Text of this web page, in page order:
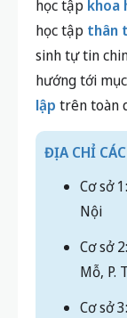
học tập khoa
học tập thân
sinh tự tin
hướng tới
lập trên toàn
ĐỊA CHỈ
Cơ sở
Nội
Cơ sở
Mỗ, P.
Cơ sở